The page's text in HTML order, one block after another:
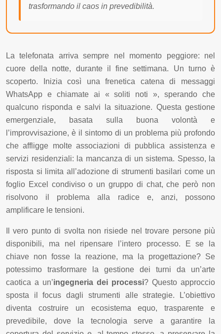
trasformando il caos in prevedibilità.
La telefonata arriva sempre nel momento peggiore: nel
cuore della notte, durante il fine settimana. Un turno è
scoperto. Inizia così una frenetica catena di messaggi
WhatsApp e chiamate ai « soliti noti », sperando che
qualcuno risponda e salvi la situazione. Questa gestione
emergenziale, basata sulla buona volontà e
l’improvvisazione, è il sintomo di un problema più profondo
che affligge molte associazioni di pubblica assistenza e
servizi residenziali: la mancanza di un sistema. Spesso, la
risposta si limita all’adozione di strumenti basilari come un
foglio Excel condiviso o un gruppo di chat, che però non
risolvono il problema alla radice e, anzi, possono
amplificare le tensioni.
Il vero punto di svolta non risiede nel trovare persone più
disponibili, ma nel ripensare l’intero processo. E se la
chiave non fosse la reazione, ma la progettazione? Se
potessimo trasformare la gestione dei turni da un’arte
caotica a un’ingegneria dei processi? Questo approccio
sposta il focus dagli strumenti alle strategie. L’obiettivo
diventa costruire un ecosistema equo, trasparente e
prevedibile, dove la tecnologia serve a garantire la